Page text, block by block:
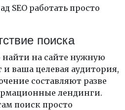
SEO работать просто
поиска
на сайте нужную
ваша целевая аудитория,
составляют разве
лендинги.
поиск просто